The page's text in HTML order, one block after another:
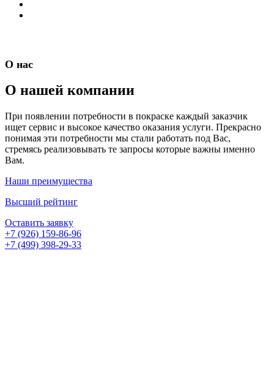
О нас
О нашей компании
При появлении потребности в покраске каждый заказчик
ищет сервис и высокое качество оказания услуги. Прекрасно
понимая эти потребности мы стали работать под Вас,
стремясь реализовывать те запросы которые важны именно
Вам.
Наши преимущества
Высший рейтинг
Оставить заявку
+7 (926) 159-86-96
+7 (499) 398-29-33